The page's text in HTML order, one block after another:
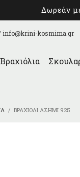
Δωρεάν
info@krini-kosmima.gr
Βραχιόλια
ΒΡΑΧΙΌΛΙ ΑΣΉΜΙ 925